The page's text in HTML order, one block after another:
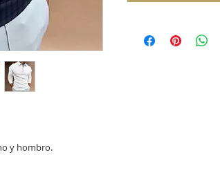
y hombro.